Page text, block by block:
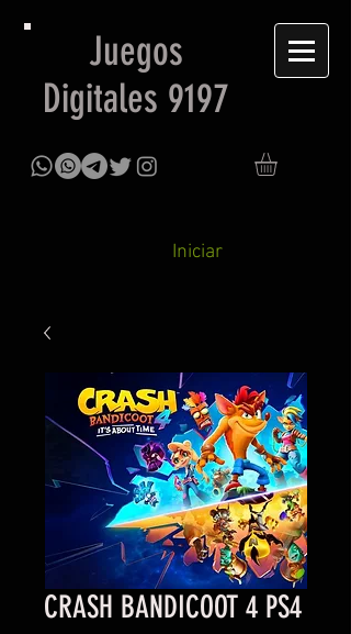
Juegos
Digitales 9197
Iniciar
CRASH BANDICOOT 4 PS4